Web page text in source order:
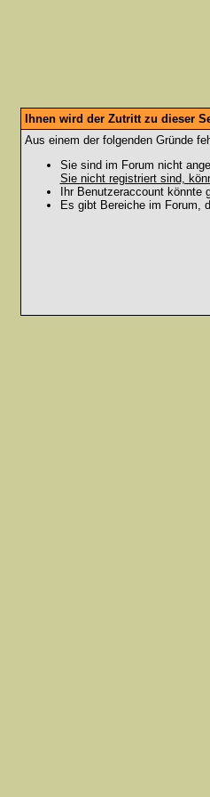
Ihnen wird der Zutritt zu dieser
Aus einem der folgenden Gründe
Sie sind im Forum nicht
Sie nicht registriert sind,
Ihr Benutzeraccount
Es gibt Bereiche im Forum,